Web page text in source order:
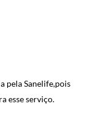
pela Sanelife,pois
esse serviço.